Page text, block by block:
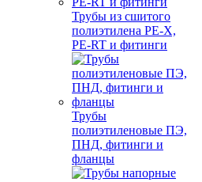
Трубы из сшитого
полиэтилена PE-X,
PE-RT и фитинги
Трубы
полиэтиленовые ПЭ,
ПНД, фитинги и
фланцы